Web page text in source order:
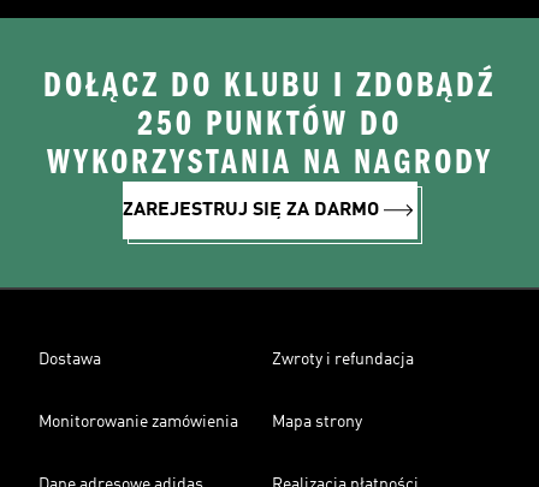
DOŁĄCZ DO KLUBU I ZDOBĄDŹ
250 PUNKTÓW DO
WYKORZYSTANIA NA NAGRODY
ZAREJESTRUJ SIĘ ZA DARMO
Dostawa Zwroty i refundacja
Monitorowanie zamówienia Mapa strony